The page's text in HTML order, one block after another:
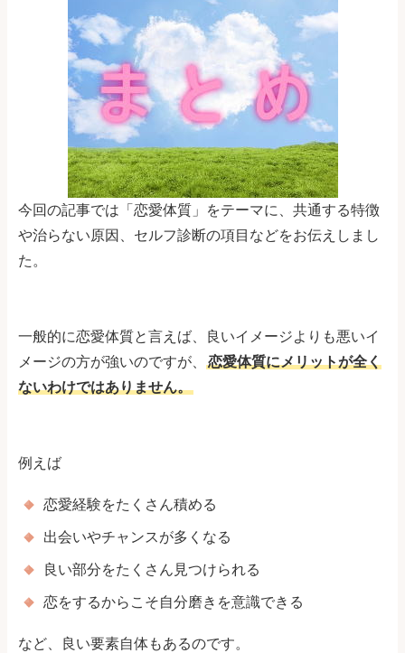
今回の記事では「恋愛体質」をテーマに、共通する特徴
や治らない原因、セルフ診断の項目などをお伝えしまし
た。
一般的に恋愛体質と言えば、良いイメージよりも悪いイ
メージの方が強いのですが、
恋愛体質にメリットが全く
ないわけではありません。
例えば
恋愛経験をたくさん積める
出会いやチャンスが多くなる
良い部分をたくさん見つけられる
恋をするからこそ自分磨きを意識できる
など、良い要素自体もあるのです。